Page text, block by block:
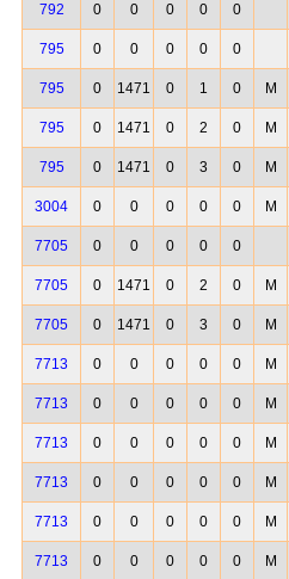
792 0 0 0 0 0
795 0 0 0 0 0
795 0 1471 0 1 0 M
795 0 1471 0 2 0 M
795 0 1471 0 3 0 M
3004 0 0 0 0 0 M
7705 0 0 0 0 0
7705 0 1471 0 2 0 M
7705 0 1471 0 3 0 M
7713 0 0 0 0 0 M
7713
0 0 0 0 0 M
7713
0 0 0 0 0 M
7713
0 0 0 0 0 M
7713
0 0 0 0 0 M
7713
0 0 0 0 0 M